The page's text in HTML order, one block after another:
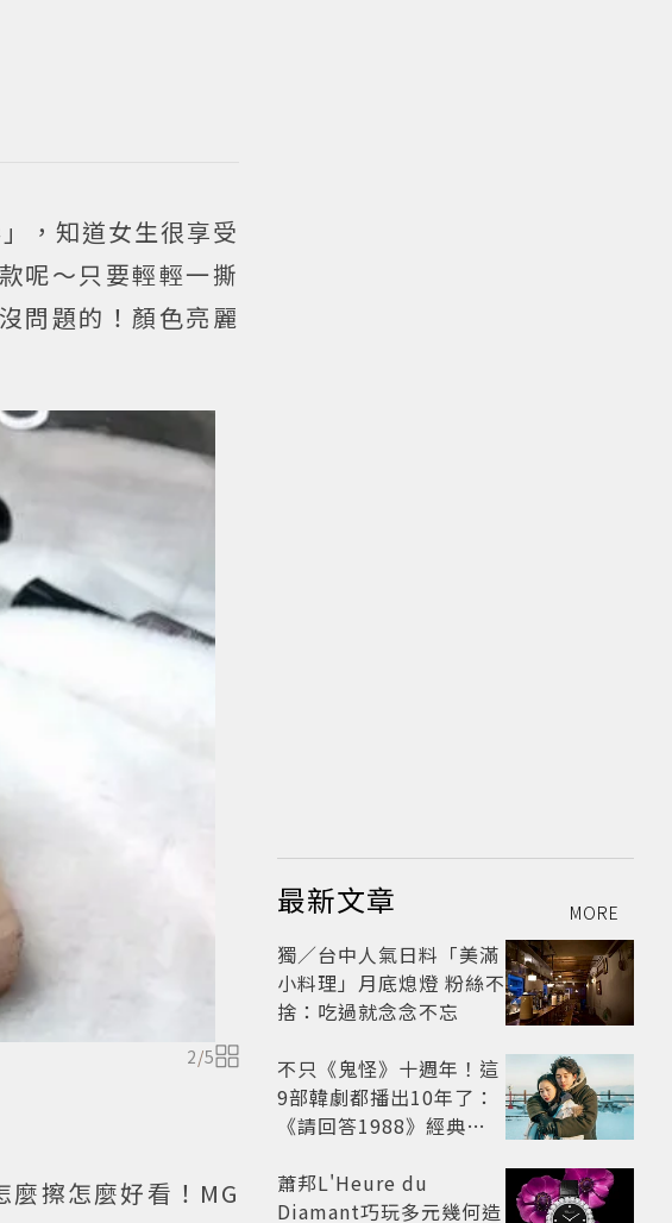
，知道女生很享受
呢～只要輕輕一撕
問題的！顏色亮麗
2/5
擦怎麼好看！MG
最新文章 MORE
獨／台中人氣日料「美滿
小料理」月底熄燈 粉絲不
捨：吃過就念念不忘
不只《鬼怪》十週年！這
9部韓劇都播出10年了：
《請回答1988》經典不
蕭邦L'Heure du
Diamant巧玩多元幾何造